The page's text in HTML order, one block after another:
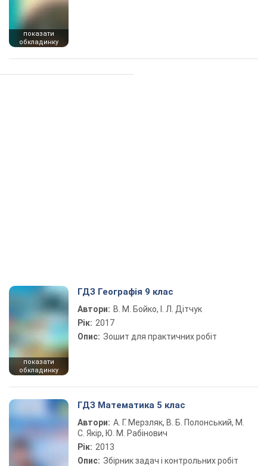
показати
обкладинку
показати
обкладинку
ГДЗ Географія 9 клас
Автори: В. М. Бойко, І. Л. Дітчук
Рік: 2017
Опис: Зошит для практичних робіт
ГДЗ Математика 5 клас
Автори: А. Г. Мерзляк, В. Б. Полонський, М.
С. Якір, Ю. М. Рабінович
Рік: 2013
Опис: Збірник задач і контрольних робіт